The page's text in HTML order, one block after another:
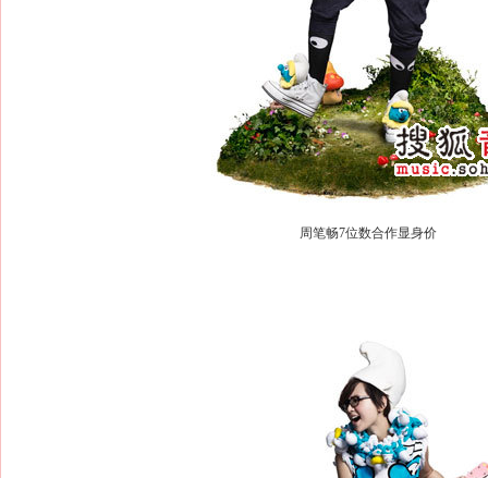
周笔畅7位数合作显身价